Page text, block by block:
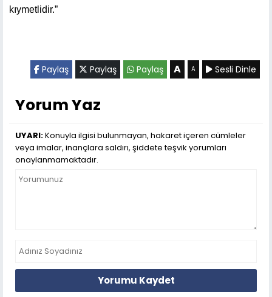
kıymetlidir.”
Paylaş Paylaş Paylaş A A Sesli Dinle
Yorum Yaz
UYARI:Konuyla ilgisi bulunmayan, hakaret içeren cümleler
veya imalar, inançlara saldırı, şiddete teşvik yorumları
onaylanmamaktadır.
Yorumu Kaydet